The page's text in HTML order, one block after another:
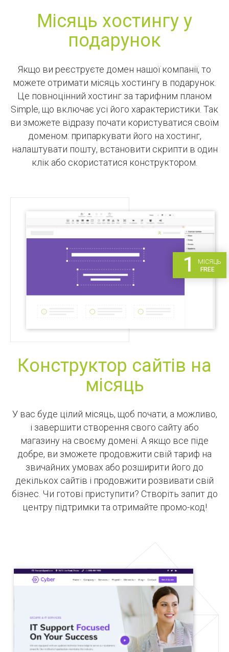
Місяць хостингу у
подарунок
Якщо ви реєструєте домен нашої компанії, то
можете отримати місяць хостингу в подарунок.
Це повноцінний хостинг за тарифним планом
Simple, що включає усі його характеристики. Так
ви зможете відразу почати користуватися своїм
доменом: припаркувати його на хостинг,
налаштувати пошту, встановити скрипти в один
клік або скористатися конструктором.
1
МІСЯЦЬ
FREE
Конструктор сайтів на
місяць
У вас буде цілий місяць, щоб почати, а можливо,
і завершити створення свого сайту або
магазину на своєму домені. А якщо все піде
добре, ви зможете продовжити свій тариф на
звичайних умовах або розширити його до
декількох сайтів і продовжити розвивати свій
бізнес. Чи готові приступити? Створіть запит до
центру підтримки та отримайте промо-код!